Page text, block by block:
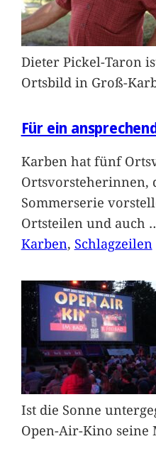
Dieter Pickel-Taron
Ortsbild in Groß-
Für ein
Karben hat fünf
Sommerserie
Ortsteilen und auch
Karben, Schlagzeilen
Ist die Sonne
Open-Air-Kino seine